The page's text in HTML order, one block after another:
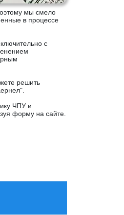
мы смело
в процессе
с
решить
ЧПУ и
форму на сайте.